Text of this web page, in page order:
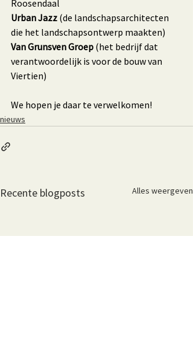
Roosendaal
Urban Jazz (de landschapsarchitecten
die het landschapsontwerp maakten)
Van Grunsven Groep (het bedrijf dat
verantwoordelijk is voor de bouw van
Viertien)
We hopen je daar te verwelkomen!
nieuws
Recente blogposts Alles weergeven